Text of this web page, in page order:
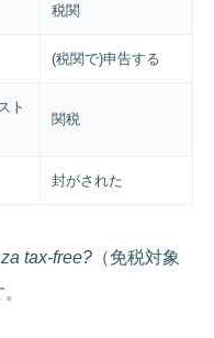
税関
(税関で)申告する
ト
関税
封がされた
tax-free? （免税対象